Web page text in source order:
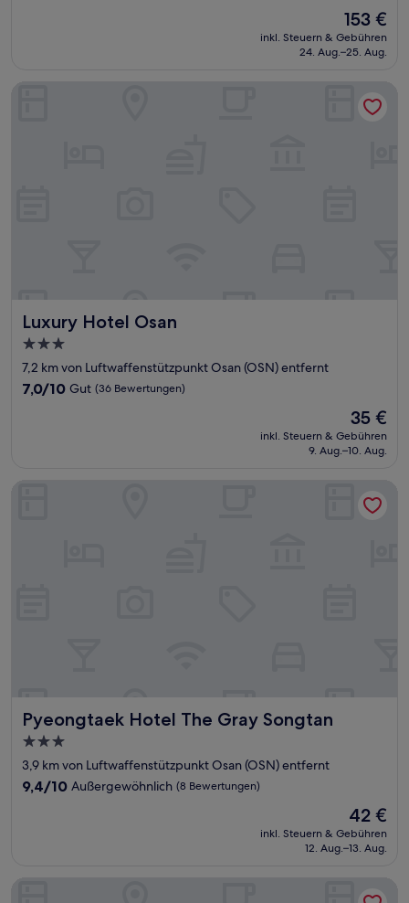
Der
Preis
beträgt
153 €
inkl. Steuern & Gebühren
24. Aug.–25. Aug.
Luxury Hotel Osan
Luxury Hotel Osan
3.0-
Sterne-
Unterkunft
7,2 km von Luftwaffenstützpunkt Osan (OSN) entfernt
7.0
7,0/10 Gut (36 Bewertungen)
Der
Preis
beträgt
35 €
inkl. Steuern & Gebühren
9. Aug.–10. Aug.
Pyeongtaek Hotel The Gray Songtan
Pyeongtaek Hotel The Gray Songtan
3.0-
Sterne-
Unterkunft
3,9 km von Luftwaffenstützpunkt Osan (OSN) entfernt
9.4
9,4/10 Außergewöhnlich (8 Bewertungen)
Der
Preis
beträgt
42 €
inkl. Steuern & Gebühren
12. Aug.–13. Aug.
Pyeongtaek Hotel The Gray Songtan